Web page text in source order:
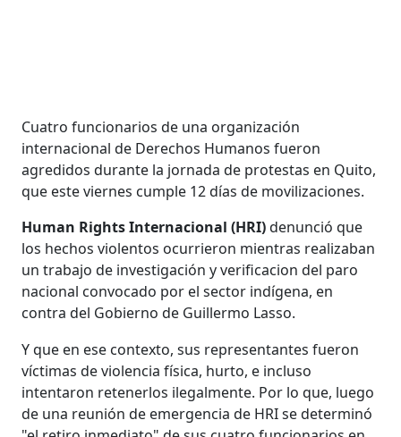
Cuatro funcionarios de una organización
internacional de Derechos Humanos fueron
agredidos durante la jornada de protestas en Quito,
que este viernes cumple 12 días de movilizaciones.
Human Rights Internacional (HRI)denunció que
los hechos violentos ocurrieron mientras realizaban
un trabajo de investigación y verificacion del paro
nacional convocado por el sector indígena, en
contra del Gobierno de Guillermo Lasso.
Y que en ese contexto, sus representantes fueron
víctimas de violencia física, hurto, e incluso
intentaron retenerlos ilegalmente. Por lo que, luego
de una reunión de emergencia de HRI se determinó